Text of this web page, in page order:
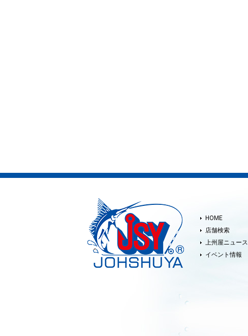
HOME
店舗検索
上州屋ニュース
イベント情報